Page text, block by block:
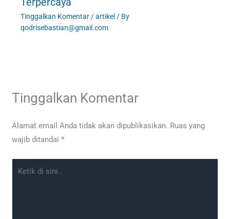
Tinggalkan Komentar/artikel / By
qodrisebastian@gmail.com
Tinggalkan Komentar
Alamat email Anda tidak akan dipublikasikan. Ruas yang
wajib ditandai*